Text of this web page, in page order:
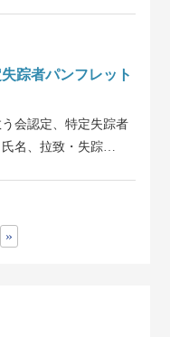
踪者パンフレット
会認定、特定失踪者
氏名、拉致・失踪…
»